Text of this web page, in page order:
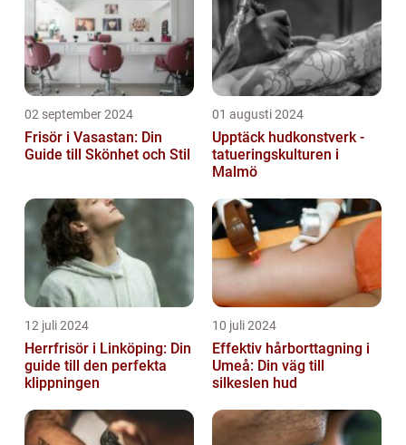
02 september 2024
Frisör i Vasastan: Din
Guide till Skönhet och Stil
01 augusti 2024
Upptäck hudkonstverk -
tatueringskulturen i
Malmö
12 juli 2024
Herrfrisör i Linköping: Din
guide till den perfekta
klippningen
10 juli 2024
Effektiv hårborttagning i
Umeå: Din väg till
silkeslen hud